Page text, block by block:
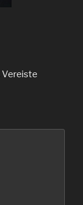
Vereiste